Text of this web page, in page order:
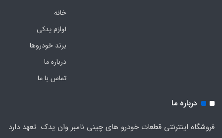
خانه
لوازم یدکی
برند خودروها
درباره ما
تماس با ما
درباره ما
فروشگاه اینترنتی قطعات خودرو های چینی نامبر وان یدک تعهد دارد